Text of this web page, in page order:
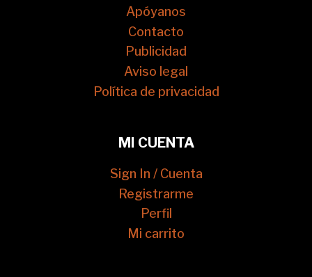
Apóyanos
Contacto
Publicidad
Aviso legal
Política de privacidad
MI CUENTA
Sign In / Cuenta
Registrarme
Perfil
Mi carrito